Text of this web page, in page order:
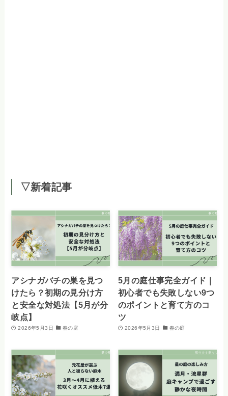
▽新着記事
アシナガバチの巣を見つ
けたら？初期の見分け方
と安全な対処法【5月が分
岐点】
2026年5月3日 春の庭
5月の庭仕事完全ガイド｜
初心者でも失敗しない9つ
のポイントと育て方のコ
ツ
2026年5月3日 春の庭